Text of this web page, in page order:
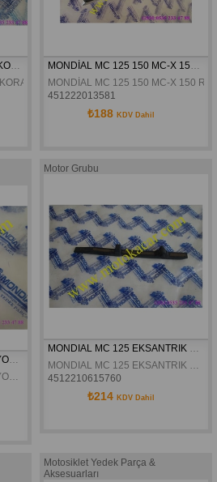
MONDİAL MC ON PANEL DEKORATIF KAPAK ORJİNAL
KAPAK ORJİNAL
MONDİAL MC 125 150 MC-X 150 ROADRACER  SAĞ ARKA BASAMAK ORJİNAL
MONDİAL MC 125 150 MC-X 150
451222013581
₺188 KDV Dahil
MONDIAL MC MR MH TANSIYONER ORJINAL
MONDIAL MC MR MH TANSIYONER ORJINAL
Motor Grubu
MONDIAL MC 125 EKSANTRIK ZINCIR GERGI KILAVUZU ALT ORJINAL
MONDIAL MC 125 EKSANTRIK ZINCIR GERGI KILAVUZU ALT ORJINAL
4512210615760
₺214 KDV Dahil
Motosiklet Yedek Parça &
Aksesuarları